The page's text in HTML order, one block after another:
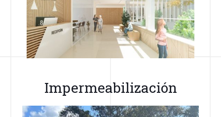
Impermeabilización